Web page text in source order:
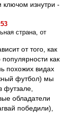
ключом изнутри -
страна, от
от того, как
популярности как
похожих видах
футбол) мы
обладатели
победили),